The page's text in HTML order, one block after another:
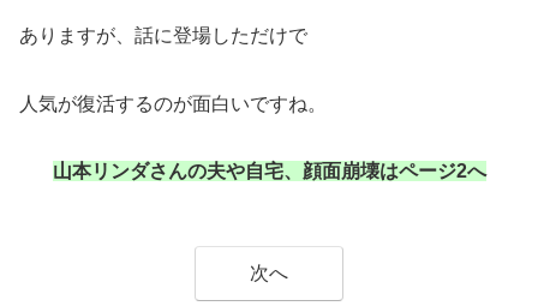
ありますが、話に登場しただけで
人気が復活するのが面白いですね。
山本リンダさんの夫や自宅、顔面崩壊はページ2へ
次へ